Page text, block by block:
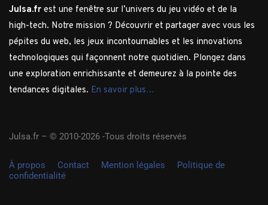
Julsa.fr est une fenêtre sur l’univers du jeu vidéo et de la
high-tech. Notre mission ? Découvrir et partager avec vous les
pépites du web, les jeux incontournables et les innovations
technologiques qui façonnent notre quotidien. Plongez dans
une exploration enrichissante et demeurez à la pointe des
tendances digitales. En savoir plus…
Julsa.fr – © 2010-2026 -Tous droits réservés
À propos Contact Mention légales
Politique de
confidentialité